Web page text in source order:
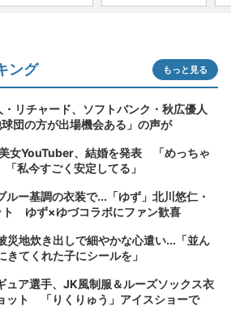
ング もっと見る
リチャード、ソフトバンク・秋広優人
団の方が出場機会ある」の声が
女YouTuber、結婚を発表 「めっちゃ
私今すごく安定してる」
ルー基調の衣装で...「ゆず」北川悠仁・
ト ゆず×ゆづコラボにファン歓喜
災地炊き出しで細やかな心遣い...「並ん
きてくれた子にシールを」
ュア選手、JK風制服＆ルーズソックス衣
ット 「りくりゅう」アイスショーで